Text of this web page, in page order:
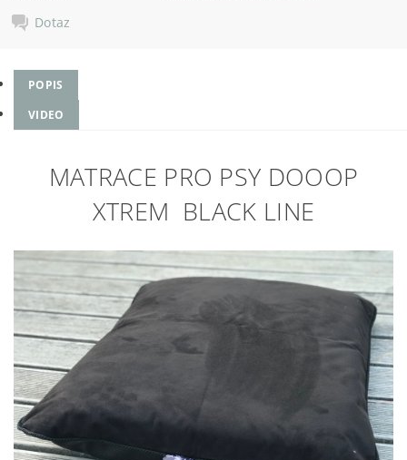
Dotaz
POPIS
VIDEO
MATRACE PRO PSY DOOOP
XTREM BLACK LINE